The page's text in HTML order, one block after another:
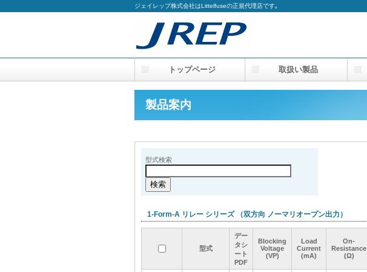
ジェイレップ株式会社はLittelfuseの正規代理店です｡
製品案内
型式検索
1-Form-A リレー シリーズ （双方向 ノーマリオープン出力）
型式
デー
タシ
ート
PDF
Blocking
Voltage
(VP)
Load
Current
(mA)
On-
Resistance
(Ω)
型式
デー
タシ
ート
PDF
Blocking
Voltage
(VP)
Load
Current
(mA)
On-
Resistance
(Ω)
型式
デー
タシ
ート
PDF
Blocking
Voltage
(VP)
Load
Current
(mA)
On-
Resistance
(Ω)
型式
デー
タシ
ート
PDF
Blocking
Voltage
(VP)
Load
Current
(mA)
On-
Resistance
(Ω)
トップページ 取扱い製品